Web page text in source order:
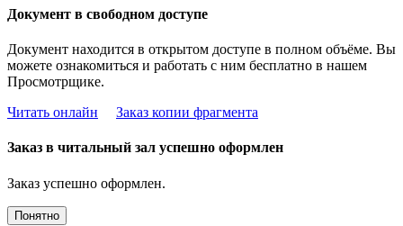
Документ в свободном доступе
Документ находится в открытом доступе в полном объёме. Вы
можете ознакомиться и работать с ним бесплатно в нашем
Просмотрщике.
Читать онлайн
Заказ копии фрагмента
Заказ в читальный зал успешно оформлен
Заказ успешно оформлен.
Понятно